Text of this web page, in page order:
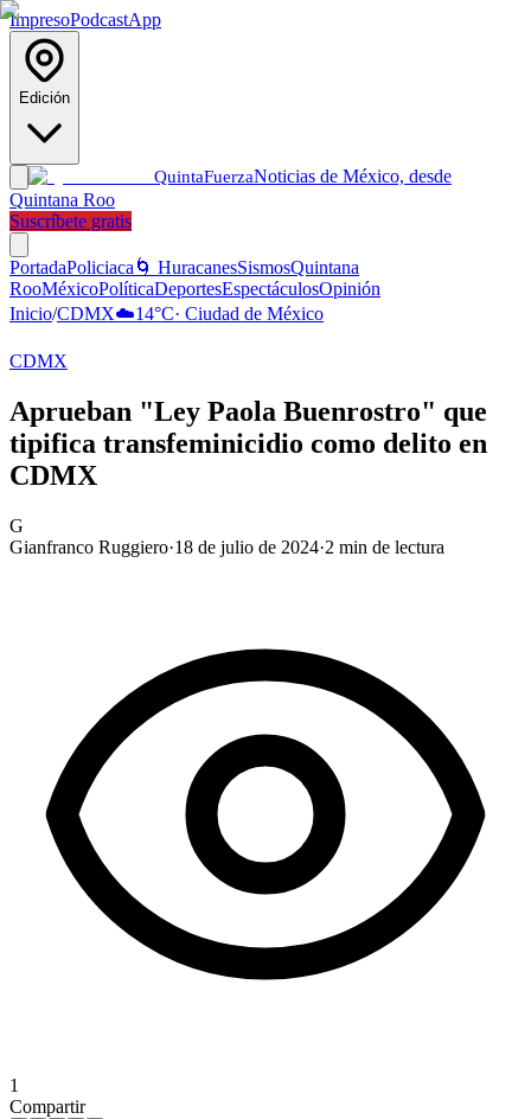
ImpresoPodcastApp
Edición
QuintaFuerzaNoticias de México, desde
Quintana Roo
Suscríbete gratis
PortadaPoliciaca 🌀 HuracanesSismosQuintana
RooMéxicoPolíticaDeportesEspectáculosOpinión
Inicio/CDMX☁️14°C· Ciudad de México
CDMX
Aprueban "Ley Paola Buenrostro" que
tipifica transfeminicidio como delito en
CDMX
G
Gianfranco Ruggiero·18 de julio de 2024·2 min de lectura
1
Compartir